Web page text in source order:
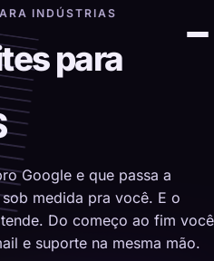
INDÚSTRIAS
para
Google e que passa a
medida pra você. E o
Do começo ao fim você
e suporte na mesma mão.